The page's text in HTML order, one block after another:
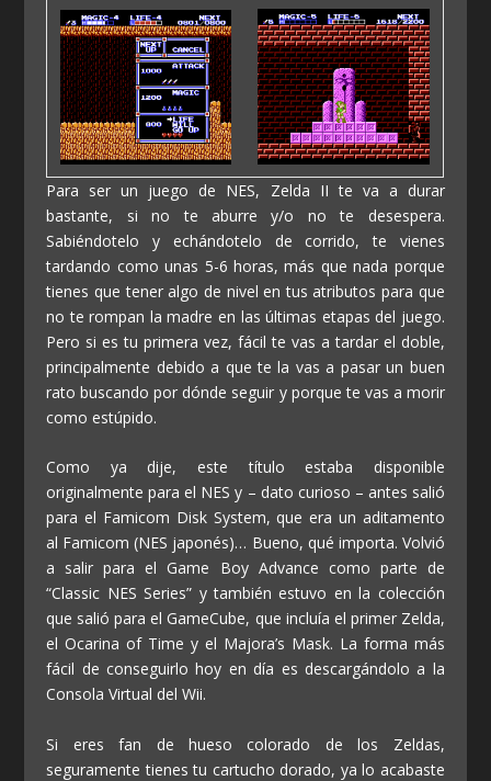
Para ser un juego de NES, Zelda II te va a durar
bastante, si no te aburre y/o no te desespera.
Sabiéndotelo y echándotelo de corrido, te vienes
tardando como unas 5-6 horas, más que nada porque
tienes que tener algo de nivel en tus atributos para que
no te rompan la madre en las últimas etapas del juego.
Pero si es tu primera vez, fácil te vas a tardar el doble,
principalmente debido a que te la vas a pasar un buen
rato buscando por dónde seguir y porque te vas a morir
como estúpido.
Como ya dije, este título estaba disponible
originalmente para el NES y – dato curioso – antes salió
para el Famicom Disk System, que era un aditamento
al Famicom (NES japonés)… Bueno, qué importa. Volvió
a salir para el Game Boy Advance como parte de
“Classic NES Series” y también estuvo en la colección
que salió para el GameCube, que incluía el primer Zelda,
el Ocarina of Time y el Majora’s Mask. La forma más
fácil de conseguirlo hoy en día es descargándolo a la
Consola Virtual del Wii.
Si eres fan de hueso colorado de los Zeldas,
seguramente tienes tu cartucho dorado, ya lo acabaste